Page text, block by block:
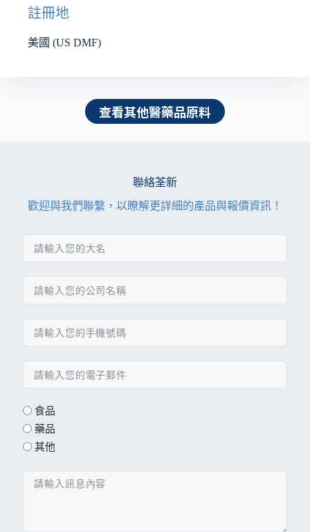
註冊地
美國 (US DMF)
查看其他醫藥品原料
聯絡荃新
歡迎與我們聯繫，以瞭解更詳細的產品與報價資訊！
食品
藥品
其他